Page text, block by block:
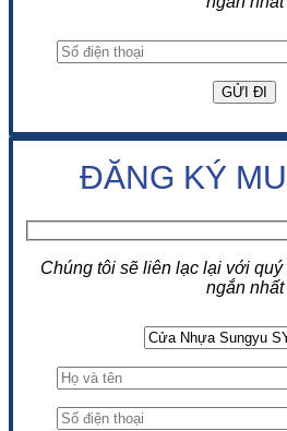
ĐĂNG KÝ
Chúng tôi sẽ liên lạc lại với
ngắn nhất